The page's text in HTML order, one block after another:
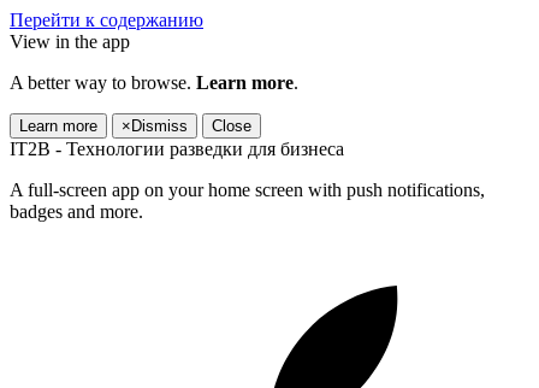
Перейти к содержанию
View in the app
A better way to browse. Learn more.
Learn more × Dismiss Close
IT2B - Технологии разведки для бизнеса
A full-screen app on your home screen with push notifications,
badges and more.